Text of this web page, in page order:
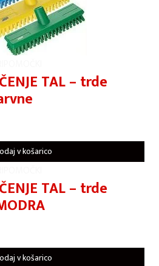
TAL – trde
v košarico
TAL – trde
v košarico